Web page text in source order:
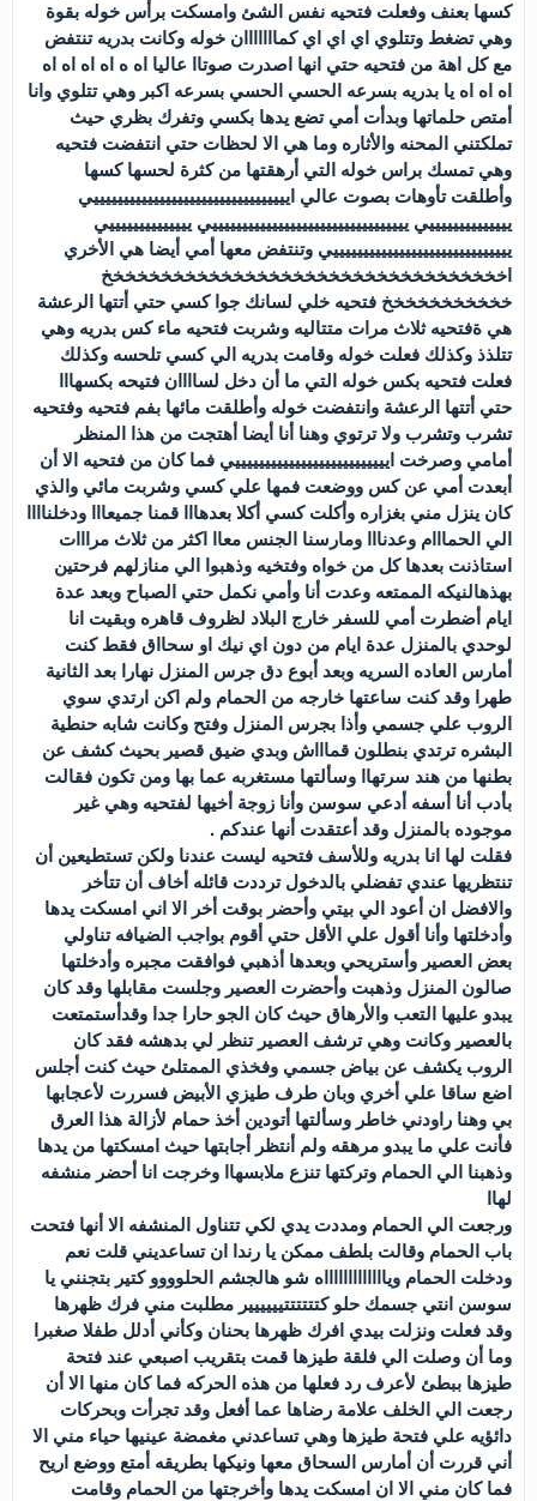
كسها بعنف وفعلت فتحيه نفس الشئ وامسكت برأس خوله بقوة
وهي تضغط وتتلوي اي اي اي كمااااااان خوله وكانت بدريه تنتفض
مع كل اهة من فتحيه حتي انها اصدرت صوتاا عاليا اه ه اه اه اه اه
اه اه اه يا بدريه بسرعه الحسي الحسي بسرعه اكبر وهي تتلوي وانا
أمتص حلماتها وبدأت أمي تضع يدها بكسي وتفرك بظري حيث
تملكتني المحنه والأثاره وما هي الا لحظات حتي انتفضت فتحيه
وهي تمسك براس خوله التي أرهقتها من كثرة لحسها كسها
وأطلقت تأوهات بصوت عالي ايييييييييييييييييييييييييييييييييي
ييييييييييييييي يييييييييييييييييييييييييييييييييي ييييييييييييييي
ييييييييييييييييييييييييييييييي وتنتفض معها أمي أيضا هي الأخري
اخخخخخخخخخخخخخخخخخخخخخخخخخخخخخخخخخخ
خخخخخخخخخخخ فتحيه خلي لسانك جوا كسي حتي أتتها الرعشة
هي ةفتحيه ثلاث مرات متتاليه وشربت فتحيه ماء كس بدريه وهي
تتلذذ وكذلك فعلت خوله وقامت بدريه الي كسي تلحسه وكذلك
فعلت فتحيه بكس خوله التي ما أن دخل لساااان فتيحه بكسهااا
حتي أتتها الرعشة وانتفضت خوله وأطلقت مائها بفم فتحيه وفتحيه
تشرب وتشرب ولا ترتوي وهنا أنا أيضا أهتجت من هذا المنظر
أمامي وصرخت اييييييييييييييييييييييييييي فما كان من فتحيه الا أن
أبعدت أمي عن كس ووضعت فمها علي كسي وشربت مائي والذي
كان ينزل مني بغزاره وأكلت كسي أكلا بعدهااا قمنا جميعااا ودخلناااا
الي الحمااام وعدنااا ومارسنا الجنس معاا اكثر من ثلاث مرااات
استاذنت بعدها كل من خواه وفتخيه وذهبوا الي منازلهم فرحتين
بهذهالنيكه الممتعه وعدت أنا وأمي نكمل حتي الصباح وبعد عدة
ايام أضطرت أمي للسفر خارج البلاد لظروف قاهره وبقيت انا
لوحدي بالمنزل عدة ايام من دون اي نيك او سحااق فقط كنت
أمارس العاده السريه وبعد أبوع دق جرس المنزل نهارا بعد الثانية
طهرا وقد كنت ساعتها خارجه من الحمام ولم اكن ارتدي سوي
الروب علي جسمي وأذا بجرس المنزل وفتح وكانت شابه حنطية
البشره ترتدي بنطلون قماااش وبدي ضيق قصير بحيث كشف عن
بطنها من هند سرتهاا وسألتها مستغربه عما بها ومن تكون فقالت
بأدب أنا أسفه أدعي سوسن وأنا زوجة أخيها لفتحيه وهي غير
موجوده بالمنزل وقد أعتقدت أنها عندكم .
فقلت لها انا بدريه وللأسف فتحيه ليست عندنا ولكن تستطيعين أن
تنتظريها عندي تفضلي بالدخول ترددت قائله أخاف أن تتأخر
والافضل ان أعود الي بيتي وأحضر بوقت أخر الا اني امسكت يدها
وأدخلتها وأنا أقول علي الأقل حتي أقوم بواجب الضيافه تناولي
بعض العصير وأستريحي وبعدها أذهبي فوافقت مجبره وأدخلتها
صالون المنزل وذهبت وأحضرت العصير وجلست مقابلها وقد كان
يبدو عليها التعب والأرهاق حيث كان الجو حارا جدا وقدأستمتعت
بالعصير وكانت وهي ترشف العصير تنظر لي بدهشه فقد كان
الروب يكشف عن بياض جسمي وفخذي الممتلئ حيث كنت أجلس
اضع ساقا علي أخري وبان طرف طيزي الأبيض فسررت لأعجابها
بي وهنا راودني خاطر وسألتها أتودين أخذ حمام لأزالة هذا العرق
فأنت علي ما يبدو مرهقه ولم أنتظر أجابتها حيث امسكتها من يدها
وذهبنا الي الحمام وتركتها تنزع ملابسهاا وخرجت انا أحضر منشفه
لهاا
ورجعت الي الحمام ومددت يدي لكي تتناول المنشفه الا أنها فتحت
باب الحمام وقالت بلطف ممكن يا رندا ان تساعديني قلت نعم
ودخلت الحمام وياااااااااااااه شو هالجشم الحلوووو كتير بتجنني يا
سوسن انتي جسمك حلو كتتتتتتيييييير مطلبت مني فرك ظهرها
وقد فعلت ونزلت بيدي افرك ظهرها بحنان وكأني أدلل طفلا صغبرا
وما أن وصلت الي فلقة طيزها قمت بتقريب اصبعي عند فتحة
طيزها ببطئ لأعرف رد فعلها من هذه الحركه فما كان منها الا أن
رجعت الي الخلف علامة رضاها عما أفعل وقد تجرأت وبحركات
دائؤيه علي فتحة طيزها وهي تساعدني مغمضة عينيها حياء مني الا
أني قررت أن أمارس السحاق معها ونيكها بطريقه أمتع ووضع اريح
فما كان مني الا ان امسكت يدها وأخرجتها من الحمام وقامت